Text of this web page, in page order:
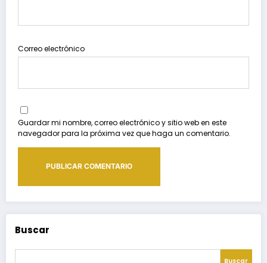
Correo electrónico
Guardar mi nombre, correo electrónico y sitio web en este
navegador para la próxima vez que haga un comentario.
Buscar
Buscar